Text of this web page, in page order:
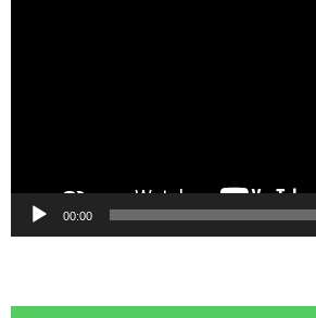
00:00